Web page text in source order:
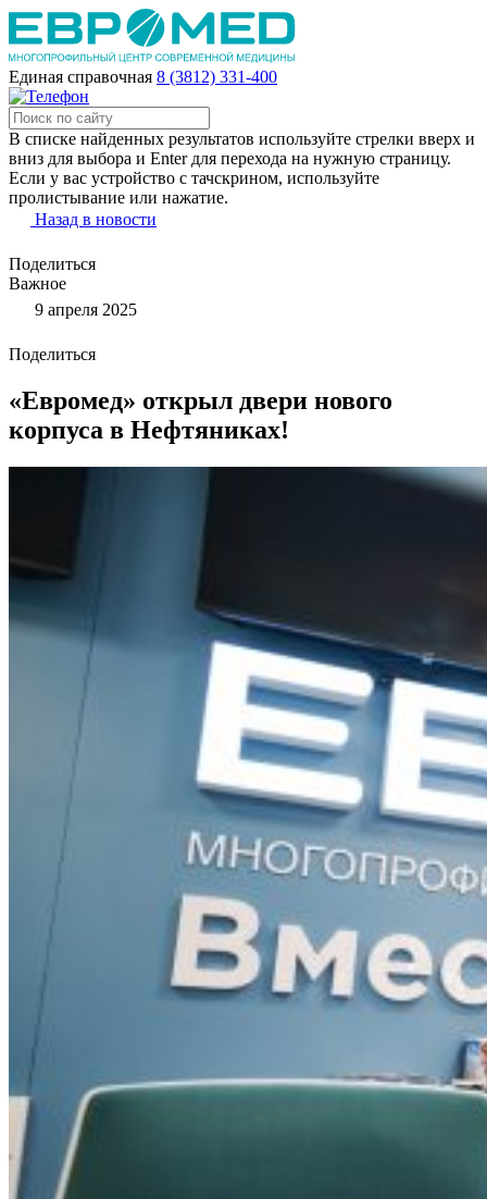
Единая справочная 8 (3812) 331-400
В списке найденных результатов используйте стрелки вверх и
вниз для выбора и Enter для перехода на нужную страницу.
Если у вас устройство с тачскрином, используйте
пролистывание или нажатие.
Назад в новости
Поделиться
Важное
9 апреля 2025
Поделиться
«Евромед» открыл двери нового
корпуса в Нефтяниках!